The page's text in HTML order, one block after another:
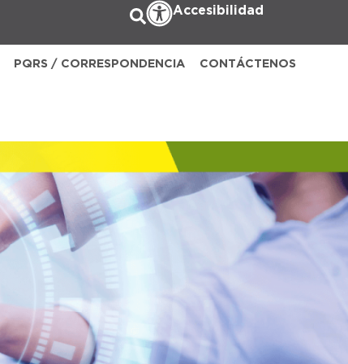
Accesibilidad
PQRS / CORRESPONDENCIA CONTÁCTENOS